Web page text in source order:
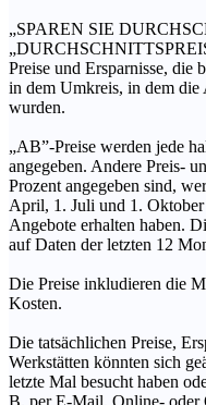
„SPAREN SIE
Preise und Ersparnisse, die
in dem Umkreis, in dem
wurden.
„AB”-Preise werden jede
angegeben. Andere Preis-
Prozent angegeben sind,
April, 1. Juli und 1. Oktober
Angebote erhalten haben.
auf Daten der letzten 12
Die Preise inkludieren die
Kosten.
Die tatsächlichen Preise,
Werkstätten könnten sich
letzte Mal besucht haben
B. per E-Mail, Online- oder